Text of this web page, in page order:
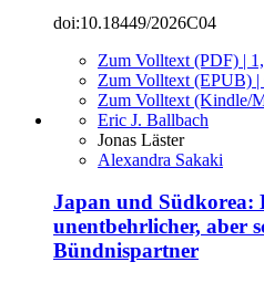
doi:10.18449/2026C04
Zum Volltext (PDF) |
Zum Volltext (EPUB)
Zum Volltext (Kindle/
Eric J. Ballbach
Jonas Läster
Alexandra Sakaki
Japan und Südkorea:
unentbehrlicher, aber
Bündnispartner